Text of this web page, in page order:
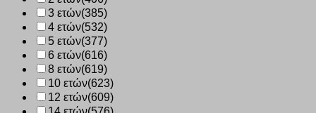
3 ετών(385)
4 ετών(532)
5 ετών(377)
6 ετών(616)
8 ετών(619)
10 ετών(623)
12 ετών(609)